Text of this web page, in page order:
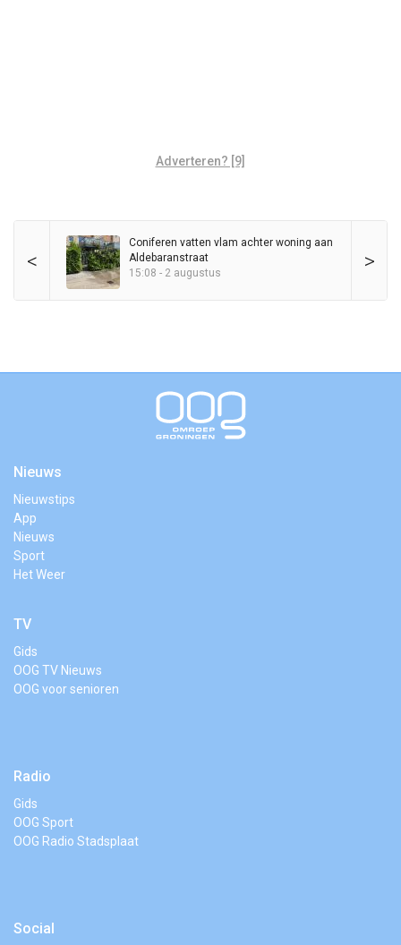
Adverteren? [9]
< >
Coniferen vatten vlam achter woning aan
Aldebaranstraat
15:08 - 2 augustus
Nieuws
Nieuwstips
App
Nieuws
Sport
Het Weer
TV
Gids
OOG TV Nieuws
OOG voor senioren
Radio
Gids
OOG Sport
OOG Radio Stadsplaat
Social